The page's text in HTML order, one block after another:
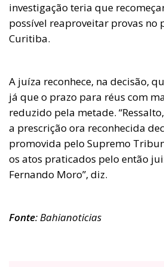
investigação teria que
possível reaproveitar provas no
Curitiba.
A juíza reconhece, na decisão,
já que o prazo para réus com
reduzido pela metade.
a prescrição ora reconhecida
promovida pelo Supremo
os atos praticados pelo então
Fernando Moro”, diz.
Fonte: Bahianoticias